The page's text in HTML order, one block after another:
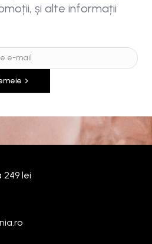
și alte informații
249 lei